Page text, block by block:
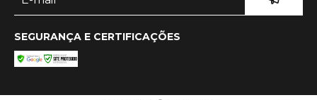
SEGURANÇA E CERTIFICAÇÕES